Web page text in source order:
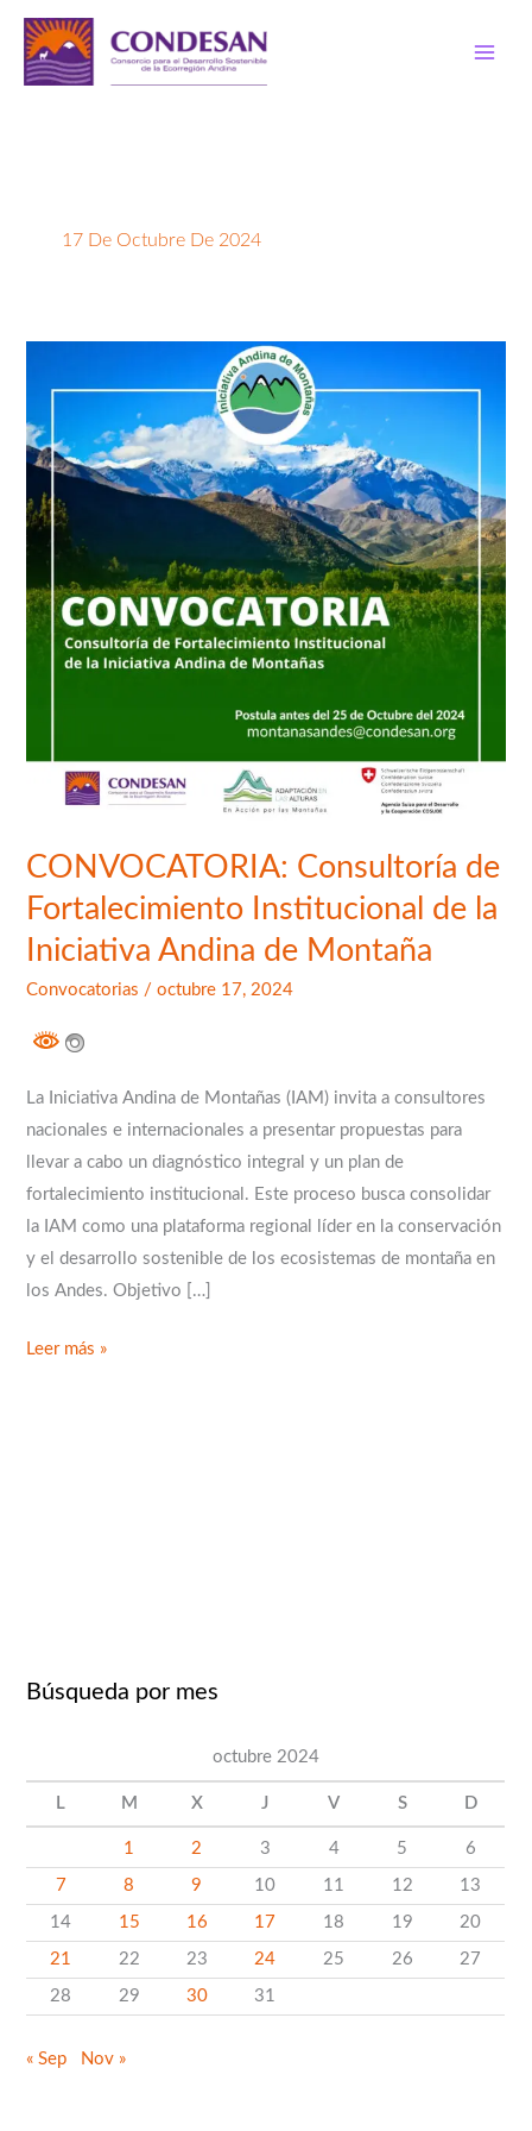
contenido
17 De Octubre De 2024
CONVOCATORIA: Consultoría de
Fortalecimiento Institucional de la
Iniciativa Andina de Montaña
Convocatorias /octubre 17, 2024
La Iniciativa Andina de Montañas (IAM) invita a consultores
nacionales e internacionales a presentar propuestas para
llevar a cabo un diagnóstico integral y un plan de
fortalecimiento institucional. Este proceso busca consolidar
la IAM como una plataforma regional líder en la conservación
y el desarrollo sostenible de los ecosistemas de montaña en
los Andes. Objetivo […]
Consultoría
de
Fortalecimiento
Institucional
de
la
Iniciativa
Andina
Leer más »
Búsqueda por mes
octubre 2024
L M X J V S D
1 2 3 4 5 6
7 8 9 10 11 12 13
14 15 16 17 18 19 20
21 22 23 24 25 26 27
28 29 30 31
« Sep Nov »
a
c
a
t
e